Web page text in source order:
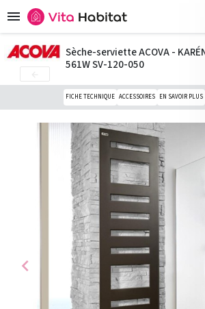

chevron_left
Sèche-serviette ACOVA -
561W SV-120-050
FICHE TECHNIQUE ACCESSOIRES EN SAVOIR PLUS